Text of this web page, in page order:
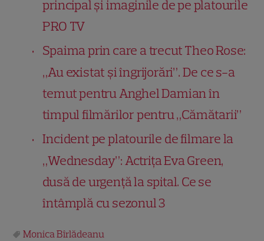
principal și imaginile de pe platourile
PRO TV
Spaima prin care a trecut Theo Rose:
„Au existat și îngrijorări”. De ce s-a
temut pentru Anghel Damian în
timpul filmărilor pentru „Cămătarii”
Incident pe platourile de filmare la
„Wednesday”: Actrița Eva Green,
dusă de urgență la spital. Ce se
întâmplă cu sezonul 3
Monica Bîrlădeanu